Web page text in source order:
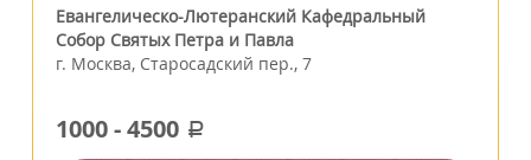
Евангелическо-Лютеранский Кафедральный
Собор Святых Петра и Павла
г. Москва, Старосадский пер., 7
1000-4500 a